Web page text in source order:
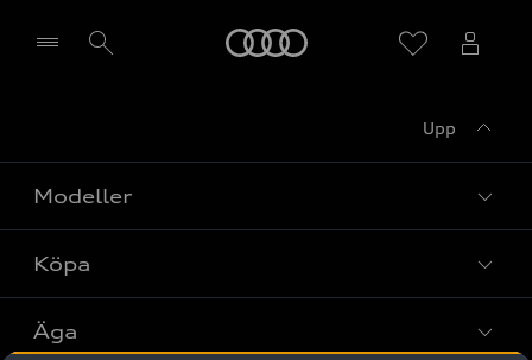
Upp
Modeller
Alla modeller
Elbilar
Köpa
Privaterbjudanden
Äga